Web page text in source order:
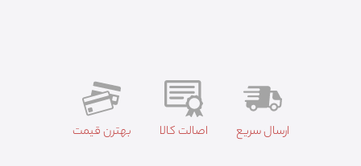
ارسال سریع اصالت کالا بهترن قیمت